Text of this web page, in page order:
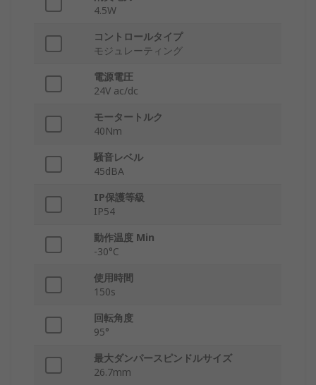
4.5W
コントロールタイプ
モジュレーティング
電源電圧
24V ac/dc
モータートルク
40Nm
騒音レベル
45dBA
IP保護等級
IP54
動作温度 Min
-30°C
使用時間
150s
回転角度
95°
最大ダンパースピンドルサイズ
26.7mm